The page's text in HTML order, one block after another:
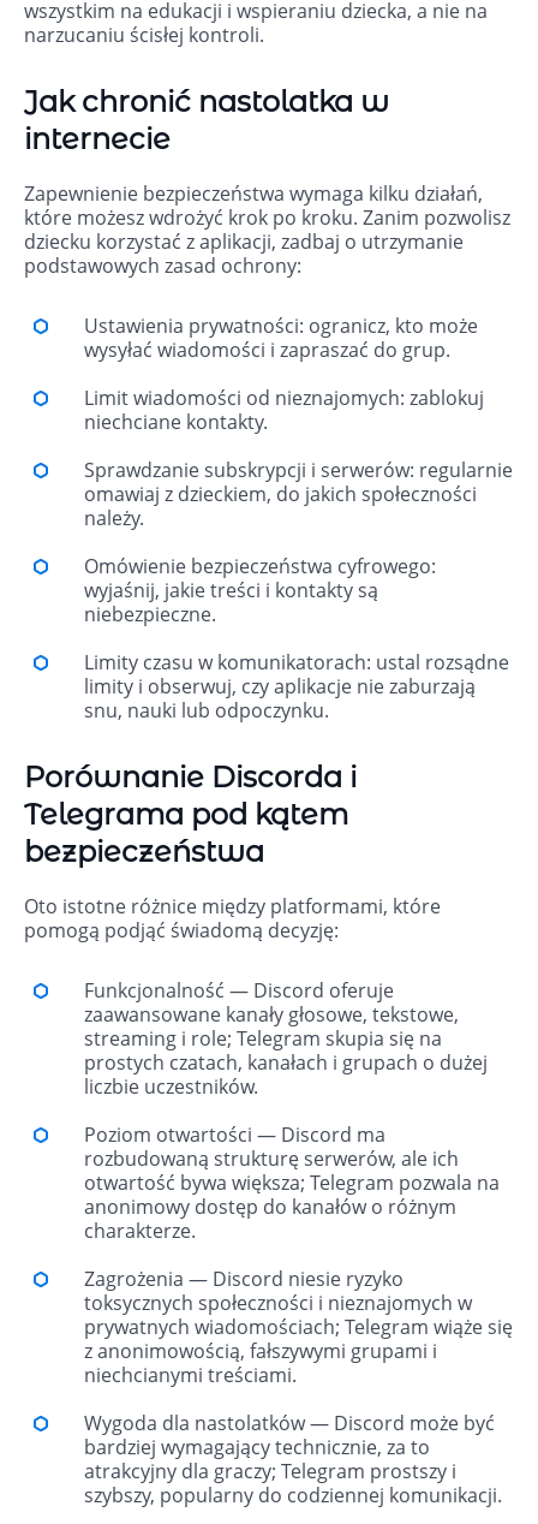
wszystkim na edukacji i wspieraniu dziecka, a nie na
narzucaniu ścisłej kontroli.
Jak chronić nastolatka w
internecie
Zapewnienie bezpieczeństwa wymaga kilku działań,
które możesz wdrożyć krok po kroku. Zanim pozwolisz
dziecku korzystać z aplikacji, zadbaj o utrzymanie
podstawowych zasad ochrony:
Ustawienia prywatności: ogranicz, kto może
wysyłać wiadomości i zapraszać do grup.
Limit wiadomości od nieznajomych: zablokuj
niechciane kontakty.
Sprawdzanie subskrypcji i serwerów: regularnie
omawiaj z dzieckiem, do jakich społeczności
należy.
Omówienie bezpieczeństwa cyfrowego:
wyjaśnij, jakie treści i kontakty są
niebezpieczne.
Limity czasu w komunikatorach: ustal rozsądne
limity i obserwuj, czy aplikacje nie zaburzają
snu, nauki lub odpoczynku.
Porównanie Discorda i
Telegrama pod kątem
bezpieczeństwa
Oto istotne różnice między platformami, które
pomogą podjąć świadomą decyzję:
Funkcjonalność — Discord oferuje
zaawansowane kanały głosowe, tekstowe,
streaming i role; Telegram skupia się na
prostych czatach, kanałach i grupach o dużej
liczbie uczestników.
Poziom otwartości — Discord ma
rozbudowaną strukturę serwerów, ale ich
otwartość bywa większa; Telegram pozwala na
anonimowy dostęp do kanałów o różnym
charakterze.
Zagrożenia — Discord niesie ryzyko
toksycznych społeczności i nieznajomych w
prywatnych wiadomościach; Telegram wiąże się
z anonimowością, fałszywymi grupami i
niechcianymi treściami.
Wygoda dla nastolatków — Discord może być
bardziej wymagający technicznie, za to
atrakcyjny dla graczy; Telegram prostszy i
szybszy, popularny do codziennej komunikacji.